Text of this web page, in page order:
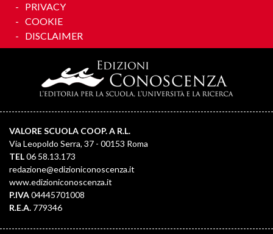
PRIVACY
COOKIE
DISCLAIMER
VALORE SCUOLA COOP. A R.L.
Via Leopoldo Serra, 37 - 00153 Roma
TEL06 58.13.173
redazione@edizioniconoscenza.it
www.edizioniconoscenza.it
P.IVA04445701008
R.E.A. 779346